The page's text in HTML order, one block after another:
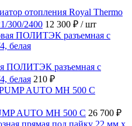
отопления Royal Thermo
300/2400 12 300 ₽ / шт
ПОЛИТЭК разъемная с
белая 210 ₽
AUTO MH 500 С 26 700 ₽